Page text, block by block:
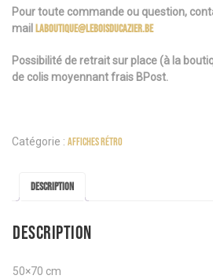
Pour toute commande ou question,
maillaboutique@leboisducazier.be
Possibilité de retrait sur place (à la
de colis moyennant frais BPost.
Catégorie : Affiches Rétro
Description
Description
50×70 cm